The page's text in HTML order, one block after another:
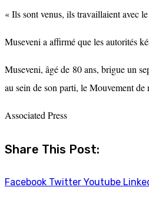
« Ils sont venus, ils travaillaient avec
Museveni a affirmé que les autorités
Museveni, âgé de 80 ans, brigue un
au sein de son parti, le Mouvement
Associated Press
Share This Post:
Facebook Twitter Youtube